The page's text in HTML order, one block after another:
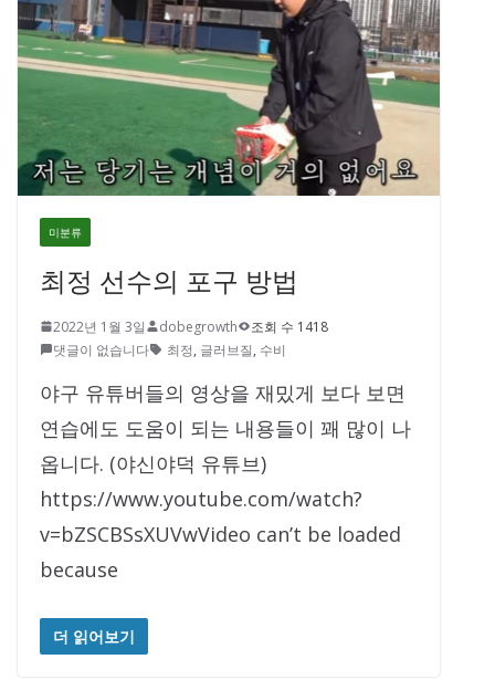
미분류
최정 선수의 포구 방법
2022년 1월 3일 dobegrowth
조회 수 1418
댓글이 없습니다
최정, 글러브질, 수비
야구 유튜버들의 영상을 재밌게 보다 보면
연습에도 도움이 되는 내용들이 꽤 많이 나
옵니다. (야신야덕 유튜브)
https://www.youtube.com/watch?
v=bZSCBSsXUVwVideo can’t be loaded
because
더 읽어보기